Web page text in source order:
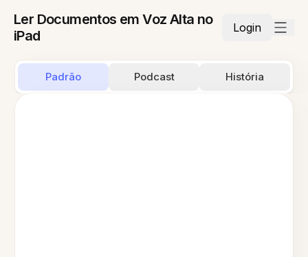
Ler Documentos em Voz Alta no
iPad
Login
Padrão Podcast História